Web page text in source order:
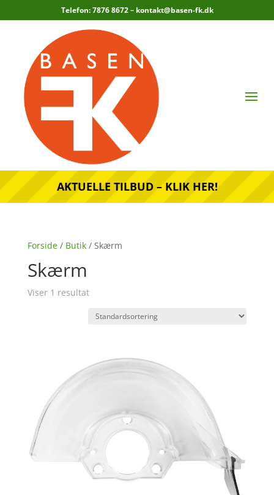
Telefon: 7876 8672 – kontakt@basen-fk.dk
AKTUELLE TILBUD – KLIK HER!
Forside/ Butik/ Skærm
Skærm
Viser 1 resultat